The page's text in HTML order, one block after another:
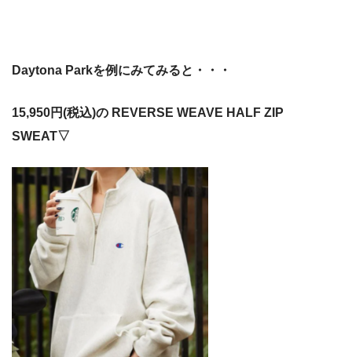
Daytona Parkを例にみてみると・・・
15,950円(税込)の REVERSE WEAVE HALF ZIP
SWEAT▽